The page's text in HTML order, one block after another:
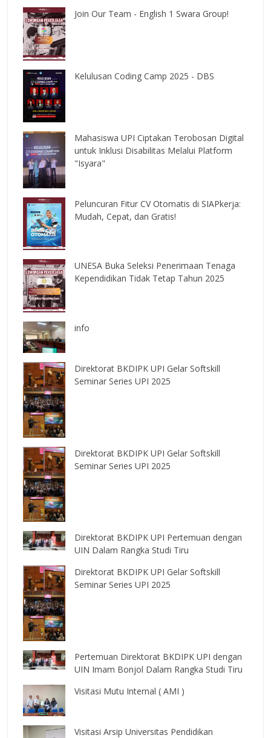
Join Our Team - English 1 Swara Group!
Kelulusan Coding Camp 2025 - DBS
Mahasiswa UPI Ciptakan Terobosan Digital
untuk Inklusi Disabilitas Melalui Platform
"Isyara"
Peluncuran Fitur CV Otomatis di SIAPkerja:
Mudah, Cepat, dan Gratis!
UNESA Buka Seleksi Penerimaan Tenaga
Kependidikan Tidak Tetap Tahun 2025
info
Direktorat BKDIPK UPI Gelar Softskill
Seminar Series UPI 2025
Direktorat BKDIPK UPI Gelar Softskill
Seminar Series UPI 2025
Direktorat BKDIPK UPI Pertemuan dengan
UIN Dalam Rangka Studi Tiru
Direktorat BKDIPK UPI Gelar Softskill
Seminar Series UPI 2025
Pertemuan Direktorat BKDIPK UPI dengan
UIN Imam Bonjol Dalam Rangka Studi Tiru
Visitasi Mutu Internal ( AMI )
Visitasi Arsip Universitas Pendidikan